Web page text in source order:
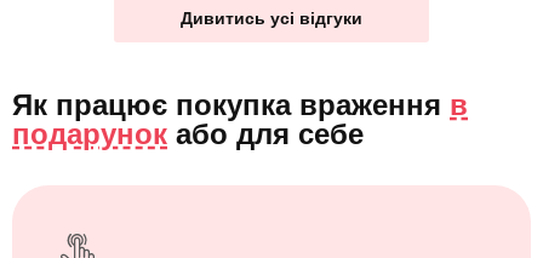
Дивитись усі відгуки
Як працює покупка враження в
подарунок або для себе